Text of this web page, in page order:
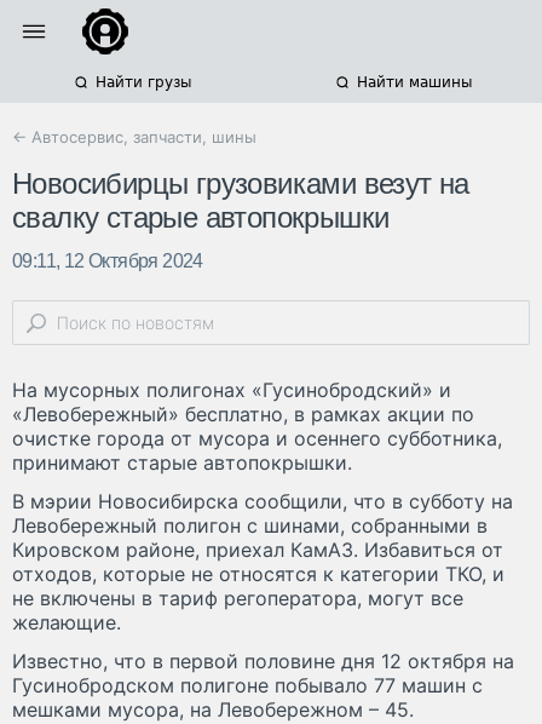
Найти грузы Найти машины
← Автосервис, запчасти, шины
Новосибирцы грузовиками везут на
свалку старые автопокрышки
09:11, 12 Октября 2024
На мусорных полигонах «Гусинобродский» и
«Левобережный» бесплатно, в рамках акции по
очистке города от мусора и осеннего субботника,
принимают старые автопокрышки.
В мэрии Новосибирска сообщили, что в субботу на
Левобережный полигон с шинами, собранными в
Кировском районе, приехал КамАЗ. Избавиться от
отходов, которые не относятся к категории ТКО, и
не включены в тариф регоператора, могут все
желающие.
Известно, что в первой половине дня 12 октября на
Гусинобродском полигоне побывало 77 машин с
мешками мусора, на Левобережном – 45.